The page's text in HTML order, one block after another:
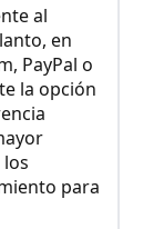
al
en
PayPal o
la opción
para